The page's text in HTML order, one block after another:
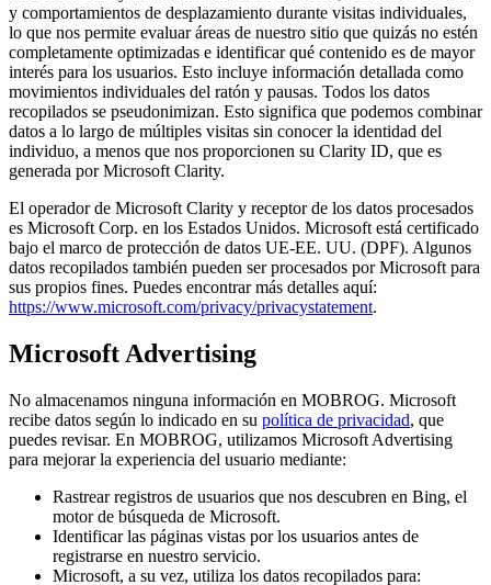
y comportamientos de desplazamiento durante visitas individuales,
lo que nos permite evaluar áreas de nuestro sitio que quizás no estén
completamente optimizadas e identificar qué contenido es de mayor
interés para los usuarios. Esto incluye información detallada como
movimientos individuales del ratón y pausas. Todos los datos
recopilados se pseudonimizan. Esto significa que podemos combinar
datos a lo largo de múltiples visitas sin conocer la identidad del
individuo, a menos que nos proporcionen su Clarity ID, que es
generada por Microsoft Clarity.
El operador de Microsoft Clarity y receptor de los datos procesados
es Microsoft Corp. en los Estados Unidos. Microsoft está certificado
bajo el marco de protección de datos UE-EE. UU. (DPF). Algunos
datos recopilados también pueden ser procesados por Microsoft para
sus propios fines. Puedes encontrar más detalles aquí:
https://www.microsoft.com/privacy/privacystatement.
Microsoft Advertising
No almacenamos ninguna información en MOBROG. Microsoft
recibe datos según lo indicado en su política de privacidad, que
puedes revisar. En MOBROG, utilizamos Microsoft Advertising
para mejorar la experiencia del usuario mediante:
Rastrear registros de usuarios que nos descubren en Bing, el
motor de búsqueda de Microsoft.
Identificar las páginas vistas por los usuarios antes de
registrarse en nuestro servicio.
Microsoft, a su vez, utiliza los datos recopilados para: